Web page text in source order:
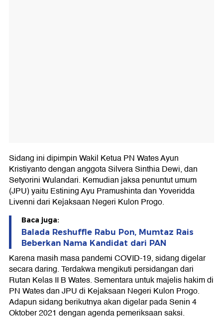
Sidang ini dipimpin Wakil Ketua PN Wates Ayun
Kristiyanto dengan anggota Silvera Sinthia Dewi, dan
Setyorini Wulandari. Kemudian jaksa penuntut umum
(JPU) yaitu Estining Ayu Pramushinta dan Yoveridda
Livenni dari Kejaksaan Negeri Kulon Progo.
Baca juga:
Balada Reshuffle Rabu Pon, Mumtaz Rais
Beberkan Nama Kandidat dari PAN
Karena masih masa pandemi COVID-19, sidang digelar
secara daring. Terdakwa mengikuti persidangan dari
Rutan Kelas II B Wates. Sementara untuk majelis hakim di
PN Wates dan JPU di Kejaksaan Negeri Kulon Progo.
Adapun sidang berikutnya akan digelar pada Senin 4
Oktober 2021 dengan agenda pemeriksaan saksi.